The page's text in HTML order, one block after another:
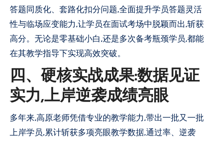
答题同质化、套路化扣分问题,全面提升学员答题灵活
性与临场应变能力,让学员在面试考场中脱颖而出,斩获
高分。无论是零基础小白,还是多次备考瓶颈学员,都能
在其教学指导下实现高效突破。
四、硬核实战成果:数据见证
实力,上岸逆袭成绩亮眼
多年来,高原老师凭借专业的教学能力,带出一批又一批
上岸学员,累计斩获多项亮眼教学数据,通过率、逆袭